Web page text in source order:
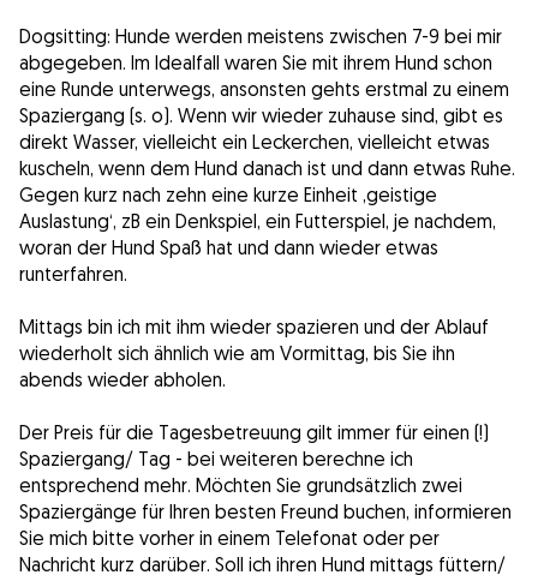
Dogsitting: Hunde werden meistens zwischen 7-9 bei mir
abgegeben. Im Idealfall waren Sie mit ihrem Hund schon
eine Runde unterwegs, ansonsten gehts erstmal zu einem
Spaziergang (s. o). Wenn wir wieder zuhause sind, gibt es
direkt Wasser, vielleicht ein Leckerchen, vielleicht etwas
kuscheln, wenn dem Hund danach ist und dann etwas Ruhe.
Gegen kurz nach zehn eine kurze Einheit ‚geistige
Auslastung‘, zB ein Denkspiel, ein Futterspiel, je nachdem,
woran der Hund Spaß hat und dann wieder etwas
runterfahren.
Mittags bin ich mit ihm wieder spazieren und der Ablauf
wiederholt sich ähnlich wie am Vormittag, bis Sie ihn
abends wieder abholen.
Der Preis für die Tagesbetreuung gilt immer für einen (!)
Spaziergang/ Tag - bei weiteren berechne ich
entsprechend mehr. Möchten Sie grundsätzlich zwei
Spaziergänge für Ihren besten Freund buchen, informieren
Sie mich bitte vorher in einem Telefonat oder per
Nachricht kurz darüber. Soll ich ihren Hund mittags füttern/